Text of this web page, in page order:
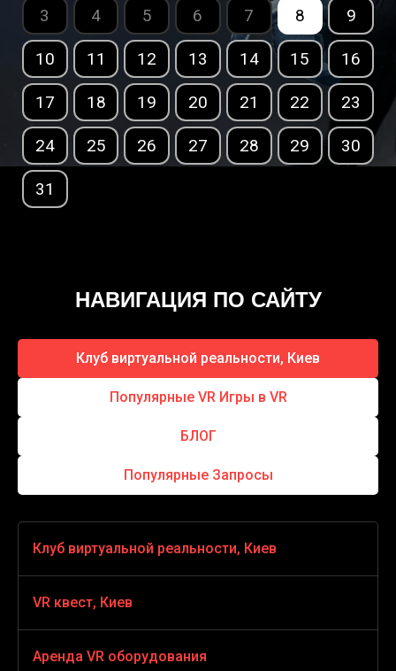
3 4 5 6 7 8 9
10 11 12 13 14 15 16
17 18 19 20 21 22 23
24 25 26 27 28 29 30
31
НАВИГАЦИЯ ПО САЙТУ
Клуб виртуальной реальности, Киев
Популярные VR Игры в VR
БЛОГ
Популярные Запросы
Клуб виртуальной реальности, Киев
VR игры
VR стрелялки
VR квест, Киев
VR квест horror
Аренда VR оборудования